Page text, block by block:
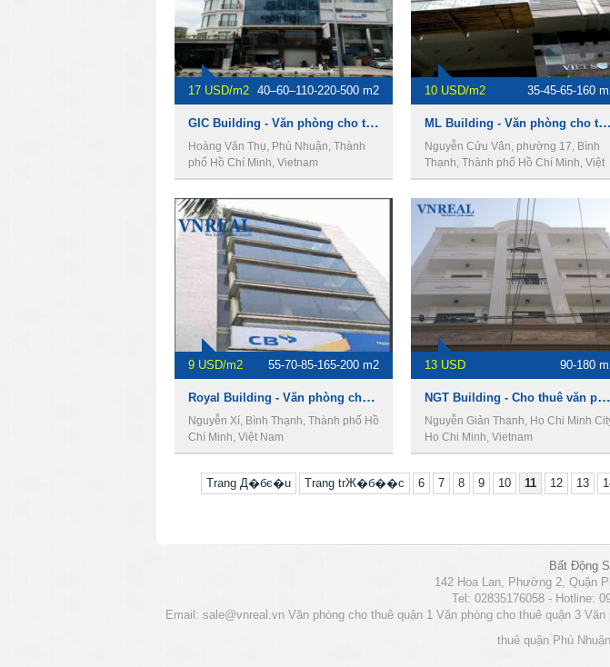
17 USD/m2 40–60–110-220-500 m2
GIC Building - Văn phòng cho thuê quận phú nhuận
Hoàng Văn Thụ, Phú Nhuận, Thành
phố Hồ Chí Minh, Vietnam
10 USD/m2 35-45-65-160
ML Building - Văn phòng cho thuê quận Bình Thạnh.
Nguyễn Cửu Vân, phường 17, Bình
Thạnh, Thành phố Hồ Chí Minh, Việt
Nam
9 USD/m2 55-70-85-165-200 m2
Royal Building - Văn phòng cho thuê quận Bình Thạnh.
Nguyễn Xí, Bình Thạnh, Thành phố Hồ
Chí Minh, Việt Nam
13 USD 90-180
NGT Building - Cho thuê văn phòng quận 10
Nguyễn Giản Thanh, Ho Chi Minh
Ho Chi Minh, Vietnam
Trang Д�бє�u Trang trЖ�б��c 6 7 8 9 10 11 12 13
Bất Động
142 Hoa Lan, Phường 2, Quận
Tel: 02835176058 - Hotline:
Email: sale@vnreal.vn Văn phòng cho thuê quận 1 Văn phòng cho thuê quận 3 Văn
thuê quận Phú Nhuận